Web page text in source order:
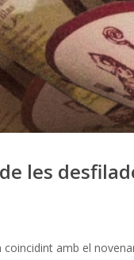
les
coincidint amb el